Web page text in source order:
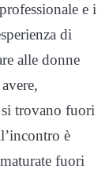
e i
di
alle donne
si trovano fuori
è
fuori